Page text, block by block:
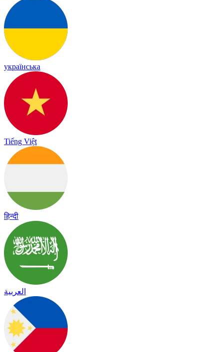
українська
Tiếng Việt
हिन्दी
العربية